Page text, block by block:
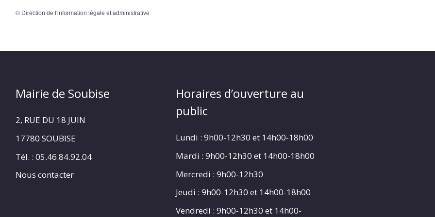
© Direction de l'information légale et administrative
Mairie de Soubise
2, RUE DU 18 JUIN
17780 SOUBISE
Tél. : 05.46.84.92.04
Nous contacter
Horaires d’ouverture au
public
Lundi : 9h00-12h30 et 14h00-18h00
Mardi : 9h00-12h30 et 14h00-18h00
Mercredi : 9h00-12h30
Jeudi : 9h00-12h30 et 14h00-18h00
Vendredi : 9h00-12h30 et 14h00-